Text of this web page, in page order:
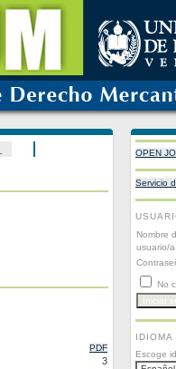
OPEN
Servicio
Nombre
usuario/a
No
IDIOMA
Escoge
PDF
3